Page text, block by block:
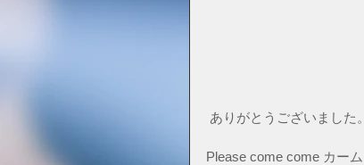
ありがとうございました。
Please come come カーム